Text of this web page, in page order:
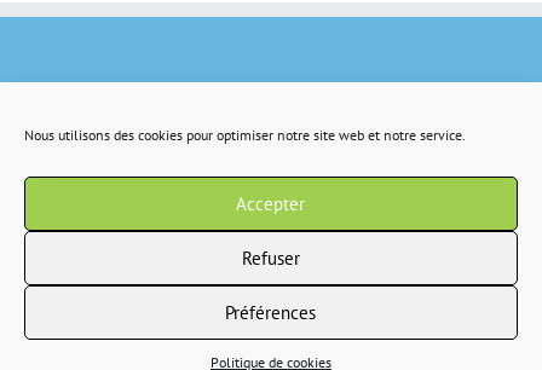
Nous utilisons des cookies pour optimiser notre site web et notre service.
Accepter
Refuser
Préférences
Politique de cookies
Copyright 2022 IR2S tous droits résservés |CGV|